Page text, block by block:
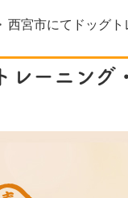
西宮市にてドッグ
レーニング